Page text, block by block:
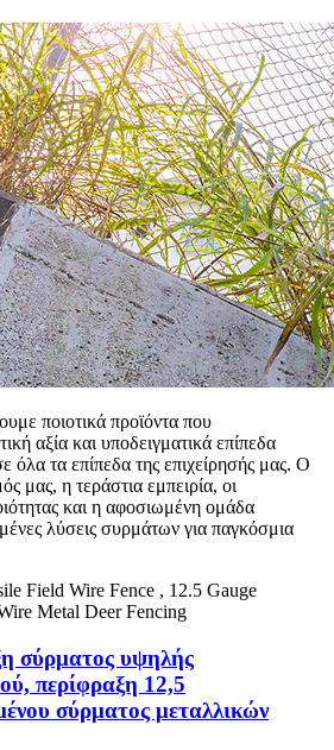
ποιοτικά προϊόντα που
αξία και υποδειγματικά επίπεδα
όλα τα επίπεδα της επιχείρησής μας. Ο
μας, η τεράστια εμπειρία, οι
και η αφοσιωμένη ομάδα
λύσεις συρμάτων για παγκόσμια
σύρματος υψηλής
περίφραξη 12,5
σύρματος μεταλλικών